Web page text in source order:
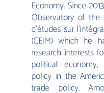
Economy. Since
Observatory of
d’études sur
(CEIM) which he
research interests
political
policy in the
trade policy.